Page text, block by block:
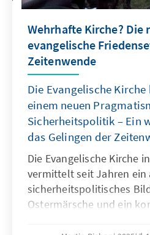
Wehrhafte Kirche? Die
evangelische
Zeitenwende
Die Evangelische
einem neuen
Sicherheitspolitik – Ein
das Gelingen der
Die Evangelische Kirche
vermittelt seit Jahren ein
sicherheitspolitisches
Ostermärsche und ein